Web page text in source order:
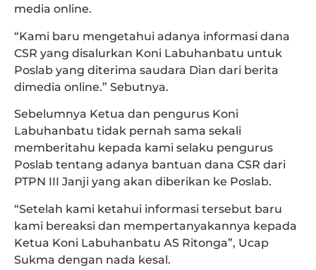
media online.
“Kami baru mengetahui adanya informasi dana
CSR yang disalurkan Koni Labuhanbatu untuk
Poslab yang diterima saudara Dian dari berita
dimedia online.” Sebutnya.
Sebelumnya Ketua dan pengurus Koni
Labuhanbatu tidak pernah sama sekali
memberitahu kepada kami selaku pengurus
Poslab tentang adanya bantuan dana CSR dari
PTPN III Janji yang akan diberikan ke Poslab.
“Setelah kami ketahui informasi tersebut baru
kami bereaksi dan mempertanyakannya kepada
Ketua Koni Labuhanbatu AS Ritonga”, Ucap
Sukma dengan nada kesal.